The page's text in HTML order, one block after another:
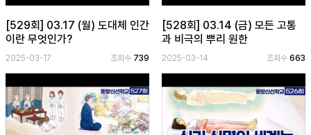
[529회] 03.17 (월) 도대체 인간
이란 무엇인가?
2025-03-17 조회수 739
[528회] 03.14 (금) 모든 고통
과 비극의 뿌리 원한
2025-03-14 조회수 663